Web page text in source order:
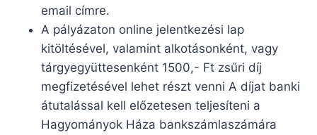
email címre.
A pályázaton online jelentkezési lap
kitöltésével, valamint alkotásonként, vagy
tárgyegyüttesenként 1500,- Ft zsűri díj
megfizetésével lehet részt venni A díjat banki
átutalással kell előzetesen teljesíteni a
Hagyományok Háza bankszámlaszámára